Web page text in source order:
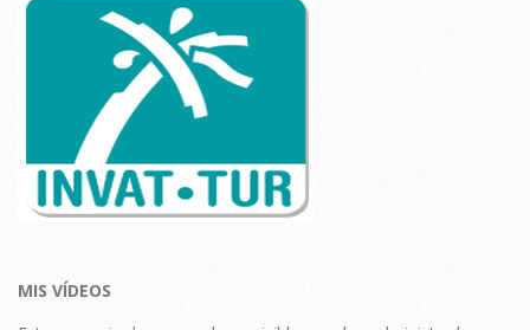
MIS VÍDEOS